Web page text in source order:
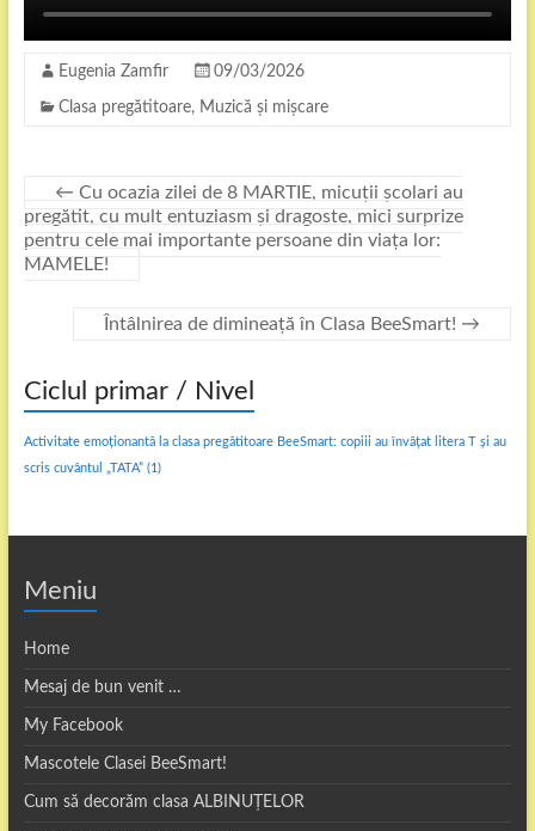
Eugenia Zamfir 09/03/2026
Clasa pregătitoare, Muzică și mișcare
← Cu ocazia zilei de 8 MARTIE, micuții școlari au
pregătit, cu mult entuziasm și dragoste, mici surprize
pentru cele mai importante persoane din viața lor:
MAMELE!
Întâlnirea de dimineață în Clasa BeeSmart! →
Ciclul primar / Nivel
Activitate emoționantă la clasa pregătitoare BeeSmart: copiii au învățat litera T și au
scris cuvântul „TATA”(1)
Meniu
Home
Mesaj de bun venit …
My Facebook
Mascotele Clasei BeeSmart!
Cum să decorăm clasa ALBINUȚELOR